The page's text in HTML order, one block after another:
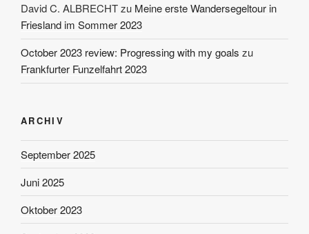
David C. ALBRECHTzu Meine erste Wandersegeltour in
Friesland im Sommer 2023
October 2023 review: Progressing with my goals zu
Frankfurter Funzelfahrt 2023
ARCHIV
September 2025
Juni 2025
Oktober 2023